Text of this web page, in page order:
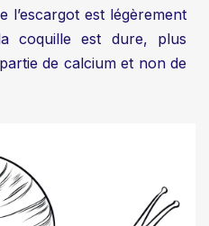
l’escargot est légèrement
coquille est dure, plus
de calcium et non de